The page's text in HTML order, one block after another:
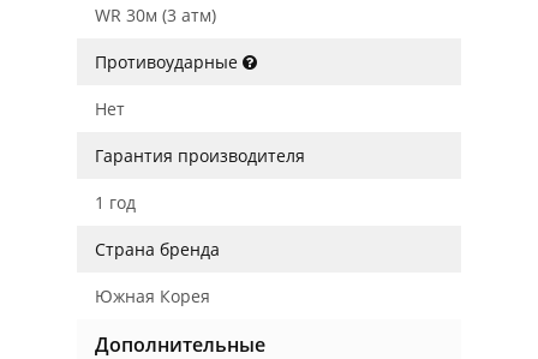
WR 30м (3 атм)
Противоударные
Нет
Гарантия производителя
1 год
Страна бренда
Южная Корея
Дополнительные